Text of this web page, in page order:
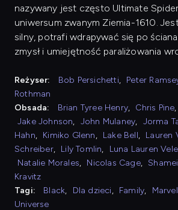
nazywany jest często Ultimate
uniwersum zwanym Ziemia-1610.
silny, potrafi wdrapywać się po
zmysł i umiejętność paraliżowania
Reżyser: Bob Persichetti, Peter
Rothman
Obsada:
Brian Tyree Henry, Chris Pine,
Jake Johnson, John Mulaney, Jorma
Hahn, Kimiko Glenn, Lake Bell, Lauren
Schreiber, Lily Tomlin, Luna Lauren
Natalie Morales, Nicolas Cage,
Kravitz
Tagi:
Black, Dla dzieci, Family, Marvel
Universe